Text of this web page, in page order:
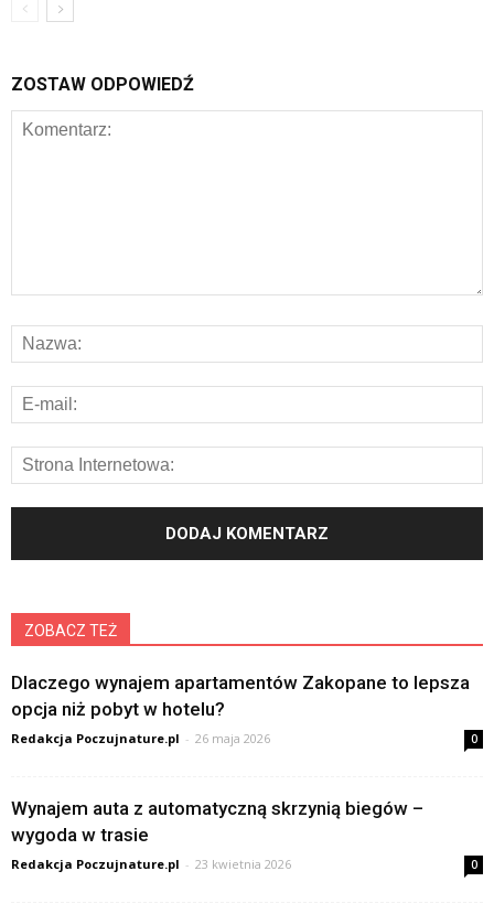
ZOSTAW ODPOWIEDŹ
ZOBACZ TEŻ
Dlaczego wynajem apartamentów Zakopane to lepsza
opcja niż pobyt w hotelu?
Redakcja Poczujnature.pl - 26 maja 2026 0
Wynajem auta z automatyczną skrzynią biegów –
wygoda w trasie
Redakcja Poczujnature.pl - 23 kwietnia 2026 0